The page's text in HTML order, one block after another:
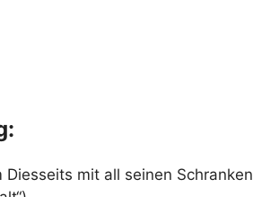
mit all seinen Schranken